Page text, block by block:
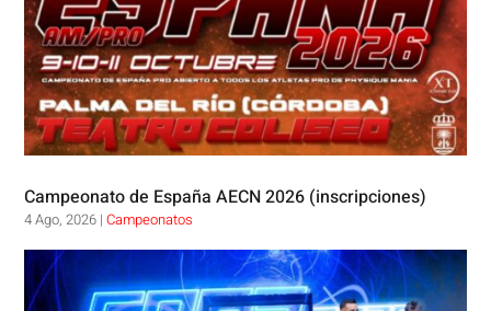
Campeonato de España AECN 2026 (inscripciones)
4 Ago, 2026 |Campeonatos